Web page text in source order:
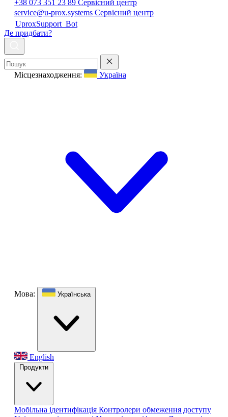
+38 073 351 23 89 Сервісний центр
service@u-prox.systems Сервісний центр
UproxSupport_Bot
Де придбати?
Місцезнаходження: Україна
Мова: Українська
English
Продукти
Мобільна ідентифікація Контролери обмеження доступу